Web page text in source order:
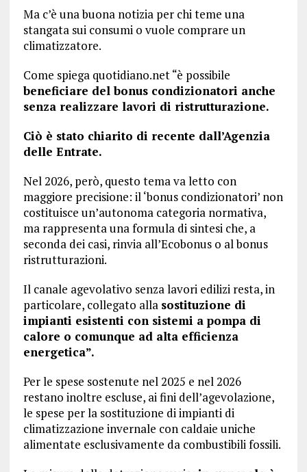
Ma c’è una buona notizia per chi teme una
stangata sui consumi o vuole comprare un
climatizzatore.
Come spiega quotidiano.net “è possibile
beneficiare del bonus condizionatori anche
senza realizzare lavori di ristrutturazione.
Ciò è stato chiarito di recente dall’Agenzia
delle Entrate.
Nel 2026, però, questo tema va letto con
maggiore precisione: il ‘bonus condizionatori’ non
costituisce un’autonoma categoria normativa,
ma rappresenta una formula di sintesi che, a
seconda dei casi, rinvia all’Ecobonus o al bonus
ristrutturazioni.
Il canale agevolativo senza lavori edilizi resta, in
particolare, collegato alla sostituzione di
impianti esistenti con sistemi a pompa di
calore o comunque ad alta efficienza
energetica”.
Per le spese sostenute nel 2025 e nel 2026
restano inoltre escluse, ai fini dell’agevolazione,
le spese per la sostituzione di impianti di
climatizzazione invernale con caldaie uniche
alimentate esclusivamente da combustibili fossili.